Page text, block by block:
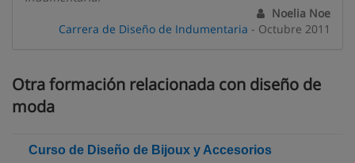
Noelia Noe
Carrera de Diseño de Indumentaria - Octubre 2011
Otra formación relacionada con diseño de
moda
Curso de Diseño de Bijoux y Accesorios